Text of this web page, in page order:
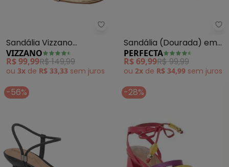
Vizzano - Sandália Vizzano
Sandália Vizzano
(Dourado) em Sintético
VIZZANO
R$ 99,99R$ 149,99
ou 3x de R$ 33,33 sem juros
Sandália (Dourada) em
Sintético
PERFECTA
R$ 69,99R$ 99,99
ou 2x de R$ 34,99 sem juros
-56% -28%